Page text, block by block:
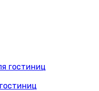
гостиниц